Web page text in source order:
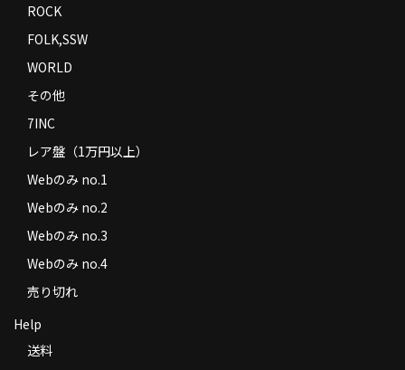
ROCK
FOLK,SSW
WORLD
その他
7INC
レア盤（1万円以上）
Webのみ no.1
Webのみ no.2
Webのみ no.3
Webのみ no.4
売り切れ
Help
送料